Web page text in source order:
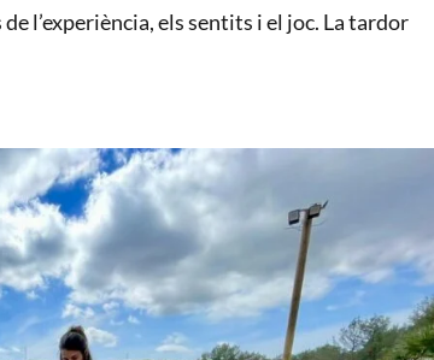
l’experiència, els sentits i el joc. La tardor